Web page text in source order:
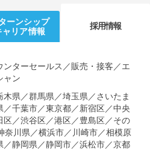
ーンシップ
ャリア情報
採用情報
ンターセールス／販売・接客／エ
ャン
木県／群馬県／埼玉県／さいたま
／千葉市／東京都／新宿区／中央
区／渋谷区／港区／豊島区／その
奈川県／横浜市／川崎市／相模原
／静岡県／静岡市／浜松市／京都